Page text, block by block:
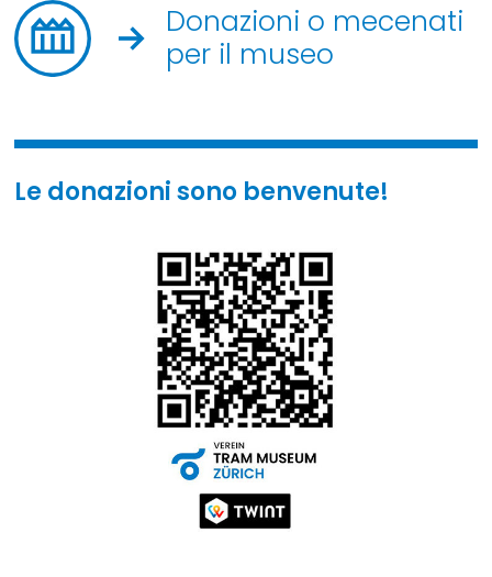
Donazioni o mecenati
per il museo
Le donazioni sono benvenute!